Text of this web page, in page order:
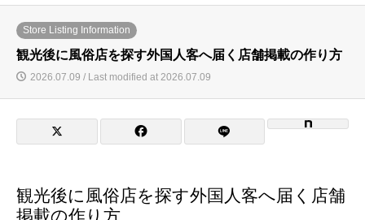
Store Listing Information
観光後に風俗店を探す外国人客へ届く店舗掲載の作り方
2026.07.09 / Last modified at 2026.07.09
観光後に風俗店を探す外国人客へ届く店舗
掲載の作り方